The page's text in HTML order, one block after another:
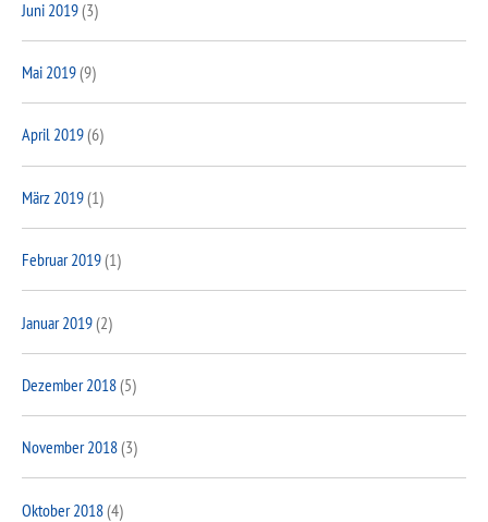
Juni 2019(3)
Mai 2019(9)
April 2019(6)
März 2019(1)
Februar 2019(1)
Januar 2019(2)
Dezember 2018(5)
November 2018(3)
Oktober 2018(4)